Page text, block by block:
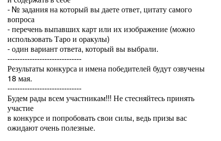
- № задания на который вы даете ответ, цитату самого
вопроса
- перечень выпавших карт или их изображение (можно
использовать Таро и оракулы)
- один вариант ответа, который вы выбрали.
------------------------------
Результаты конкурса и имена победителей будут озвучены
18 мая.
------------------------------
Будем рады всем участникам!!! Не стесняйтесь принять
участие
в конкурсе и попробовать свои силы, ведь призы вас
ожидают очень полезные.